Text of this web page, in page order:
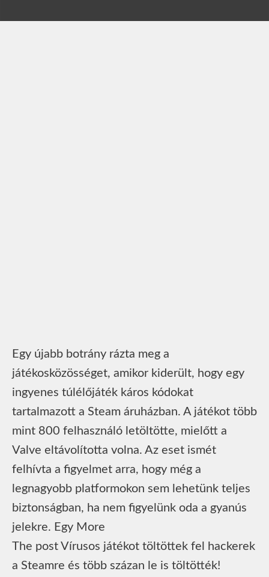
Egy újabb botrány rázta meg a
játékosközösséget, amikor kiderült, hogy egy
ingyenes túlélőjáték káros kódokat
tartalmazott a Steam áruházban. A játékot több
mint 800 felhasználó letöltötte, mielőtt a
Valve eltávolította volna. Az eset ismét
felhívta a figyelmet arra, hogy még a
legnagyobb platformokon sem lehetünk teljes
biztonságban, ha nem figyelünk oda a gyanús
jelekre. Egy More
The post Vírusos játékot töltöttek fel hackerek
a Steamre és több százan le is töltötték!